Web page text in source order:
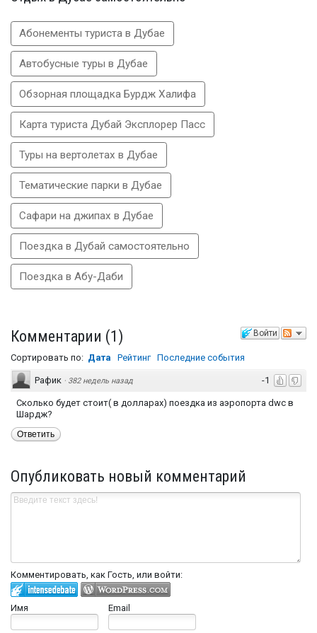
Абонементы туриста в Дубае
Автобусные туры в Дубае
Обзорная площадка Бурдж Халифа
Карта туриста Дубай Эксплорер Пасс
Туры на вертолетах в Дубае
Тематические парки в Дубае
Сафари на джипах в Дубае
Поездка в Дубай самостоятельно
Поездка в Абу-Даби
Войти
Комментарии (1 )
Сортировать по: Дата Рейтинг Последние события
-1
Рафик · 382 недель назад
Сколько будет стоит( в долларах) поездка из аэропорта dwc в
Шардж?
Ответить
Опубликовать новый комментарий
Комментировать, как Гость, или войти:
Имя Email